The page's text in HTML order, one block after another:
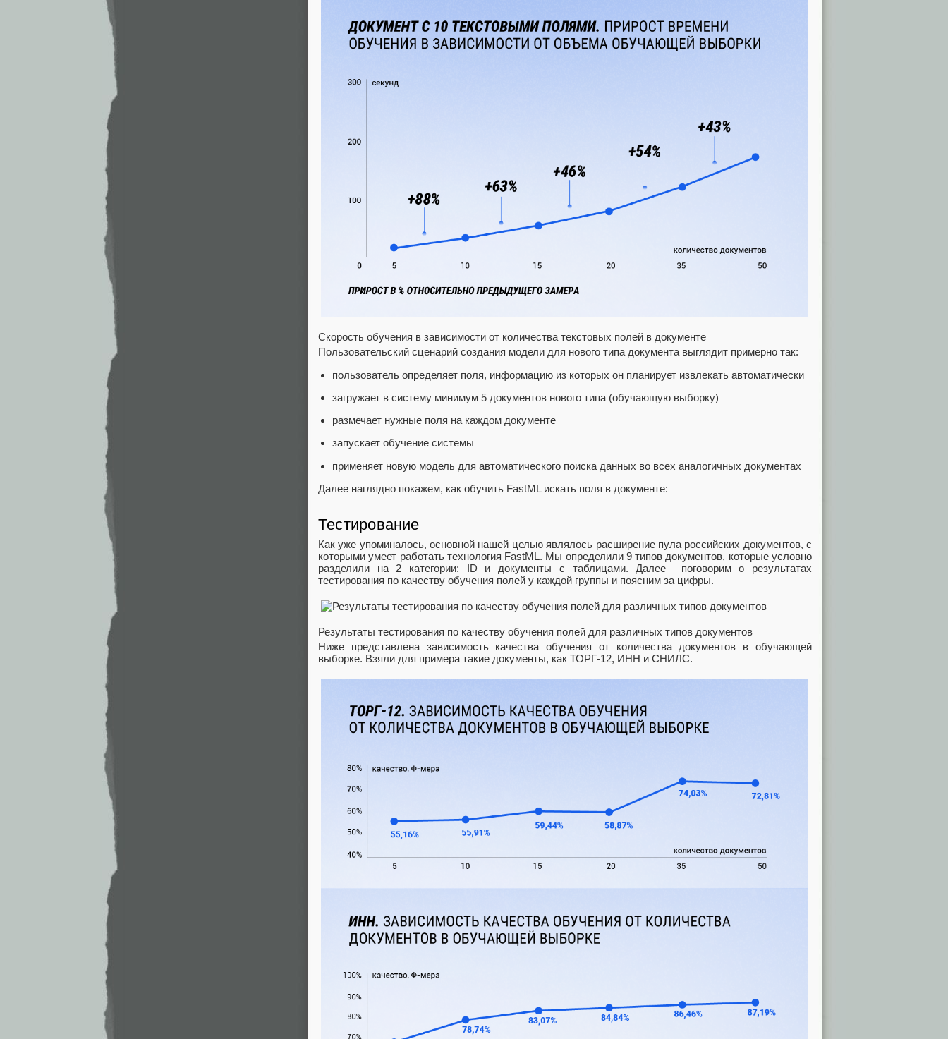
Скорость обучения в зависимости от количества текстовых полей в документе
Пользовательский сценарий создания модели для нового типа документа выглядит примерно так:
пользователь определяет поля, информацию из которых он планирует извлекать автоматически
загружает в систему минимум 5 документов нового типа (обучающую выборку)
размечает нужные поля на каждом документе
запускает обучение системы
применяет новую модель для автоматического поиска данных во всех аналогичных документах
Далее наглядно покажем, как обучить FastML искать поля в документе:
Тестирование
Как уже упоминалось, основной нашей целью являлось расширение пула российских документов, с
которыми умеет работать технология FastML. Мы определили 9 типов документов, которые условно
разделили на 2 категории: ID и документы с таблицами. Далее поговорим о результатах
тестирования по качеству обучения полей у каждой группы и поясним за цифры.
Результаты тестирования по качеству обучения полей для различных типов документов
Ниже представлена зависимость качества обучения от количества документов в обучающей
выборке. Взяли для примера такие документы, как ТОРГ-12, ИНН и СНИЛС.